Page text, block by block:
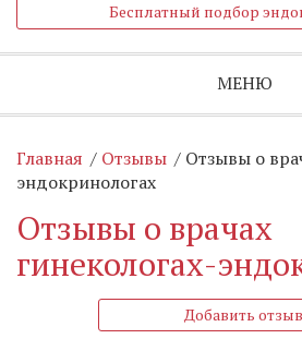
Бесплатный подбор
МЕНЮ
Главная / Отзывы / Отзывы о
эндокринологах
Отзывы о врачах
гинекологах-
Добавить отзыв